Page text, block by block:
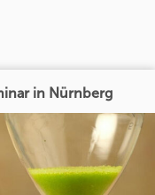
in Nürnberg